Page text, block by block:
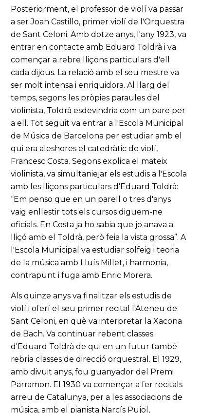
Posteriorment, el professor de violí va passar
a ser Joan Castillo, primer violí de l'Orquestra
de Sant Celoni. Amb dotze anys, l'any 1923, va
entrar en contacte amb Eduard Toldrà i va
començar a rebre lliçons particulars d'ell
cada dijous. La relació amb el seu mestre va
ser molt intensa i enriquidora. Al llarg del
temps, segons les pròpies paraules del
violinista, Toldrà esdevindria com un pare per
a ell. Tot seguit va entrar a l'Escola Municipal
de Música de Barcelona per estudiar amb el
qui era aleshores el catedràtic de violí,
Francesc Costa. Segons explica el mateix
violinista, va simultaniejar els estudis a l'Escola
amb les lliçons particulars d'Eduard Toldrà:
“Em penso que en un parell o tres d'anys
vaig enllestir tots els cursos diguem-ne
oficials. En Costa ja ho sabia que jo anava a
lliçó amb el Toldrà, però feia la vista grossa”. A
l'Escola Municipal va estudiar solfeig i teoria
de la música amb Lluís Millet, i harmonia,
contrapunt i fuga amb Enric Morera.
Als quinze anys va finalitzar els estudis de
violí i oferí el seu primer recital l'Ateneu de
Sant Celoni, en què va interpretar la Xacona
de Bach. Va continuar rebent classes
d'Eduard Toldrà de qui en un futur també
rebria classes de direcció orquestral. El 1929,
amb divuit anys, fou guanyador del Premi
Parramon. El 1930 va començar a fer recitals
arreu de Catalunya, per a les associacions de
música, amb el pianista Narcís Pujol,